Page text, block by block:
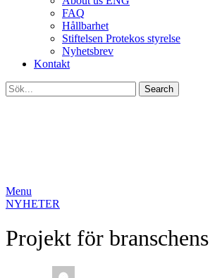
FAQ
Hållbarhet
Stiftelsen Protekos styrelse
Nyhetsbrev
Kontakt
Search
Menu
NYHETER
Projekt för